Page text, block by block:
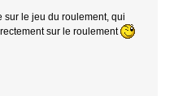
sur le jeu du roulement, qui
sur le roulement